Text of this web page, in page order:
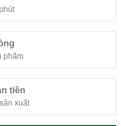
phẩm
tiền
xuất